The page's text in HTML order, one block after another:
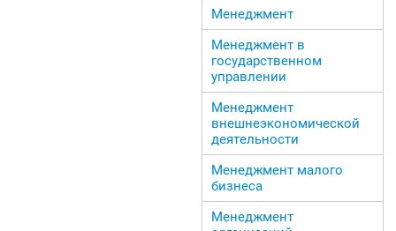
Менеджмент
Менеджмент в
государственном
управлении
Менеджмент
внешнеэкономической
деятельности
Менеджмент малого
бизнеса
Менеджмент